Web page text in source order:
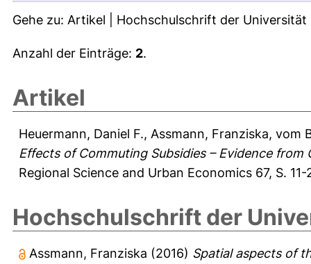
Gehe zu: Artikel Hochschulschrift der Universität
Anzahl der Einträge: 2.
Artikel
Heuermann, Daniel F., Assmann, Franziska, vom
Effects of Commuting Subsidies – Evidence
Regional Science and Urban Economics 67, S.
Hochschulschrift der
Assmann, Franziska (2016) Spatial aspects of